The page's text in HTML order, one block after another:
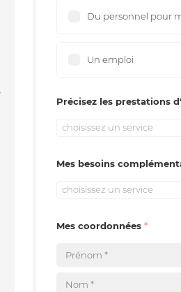
Du personnel pour
Un emploi
Précisez les prestations
choisissez un service
Mes besoins
choisissez un service
Mes coordonnées